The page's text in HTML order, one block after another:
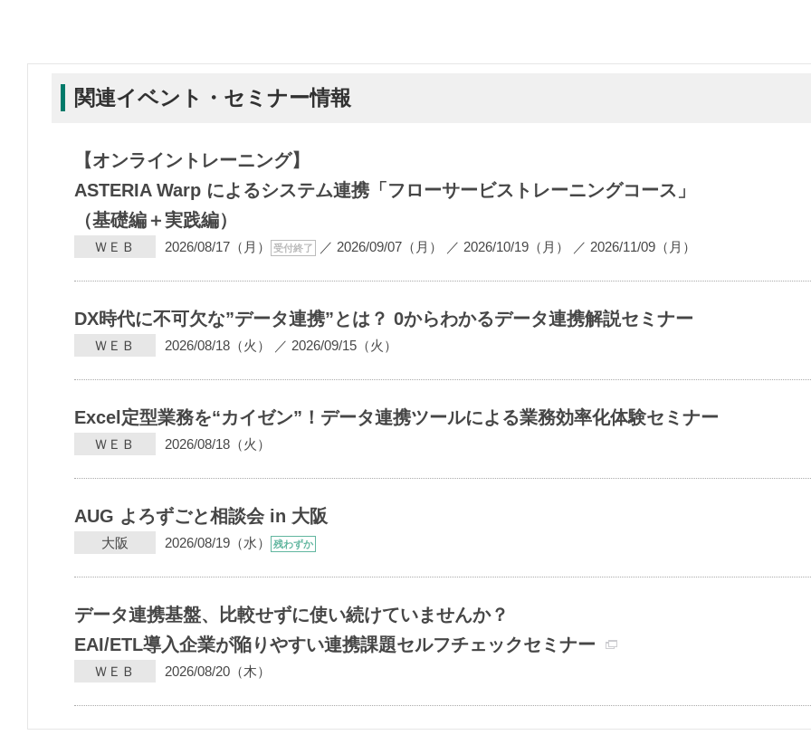
関連イベント・セミナー情報
【オンライントレーニング】
ASTERIA Warp によるシステム連携「フローサービストレーニングコース」
（基礎編＋実践編）
ＷＥＢ 2026/08/17（月） 受付終了 ／ 2026/09/07（月） ／ 2026/10/19（月） ／ 2026/11/09（月）
DX時代に不可欠な”データ連携”とは？ 0からわかるデータ連携解説セミナー
ＷＥＢ 2026/08/18（火） ／ 2026/09/15（火）
Excel定型業務を“カイゼン”！データ連携ツールによる業務効率化体験セミナー
ＷＥＢ 2026/08/18（火）
AUG よろずごと相談会 in 大阪
大阪 2026/08/19（水） 残わずか
データ連携基盤、比較せずに使い続けていませんか？
EAI/ETL導入企業が陥りやすい連携課題セルフチェックセミナー
ＷＥＢ 2026/08/20（木）